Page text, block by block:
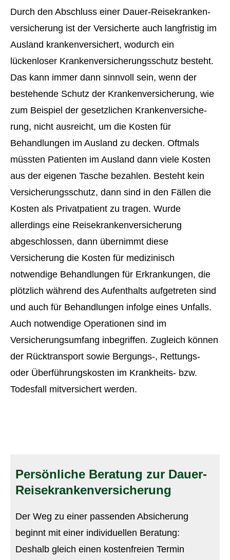
Durch den Abschluss einer Dauer-Reise­kranken­
ver­si­che­rung ist der Versicherte auch langfristig im
Ausland krankenversichert, wodurch ein
lückenloser Kranken­ver­si­che­rungsschutz besteht.
Das kann immer dann sinnvoll sein, wenn der
bestehende Schutz der Kranken­ver­si­che­rung, wie
zum Beispiel der gesetzlichen Kranken­ver­si­che­
rung, nicht ausreicht, um die Kosten für
Behandlungen im Ausland zu decken. Oftmals
müssten Patienten im Ausland dann viele Kosten
aus der eigenen Tasche bezahlen. Besteht kein
Versicherungsschutz, dann sind in den Fällen die
Kosten als Privatpatient zu tragen. Wurde
allerdings eine Reise­kranken­ver­si­che­rung
abgeschlossen, dann übernimmt diese
Versicherung die Kosten für medizinisch
notwendige Behandlungen für Erkrankungen, die
plötzlich während des Aufenthalts aufgetreten sind
und auch für Behandlungen infolge eines Unfalls.
Auch notwendige Operationen sind im
Versicherungsumfang inbegriffen. Zugleich können
der Rücktransport sowie Bergungs-, Rettungs-
oder Überführungskosten im Krankheits- bzw.
Todesfall mitversichert werden.
Persönliche Beratung zur Dauer-
Reise­kranken­ver­si­che­rung
Der Weg zu einer passenden Absicherung
beginnt mit einer individuellen Beratung:
Deshalb gleich einen kostenfreien Termin